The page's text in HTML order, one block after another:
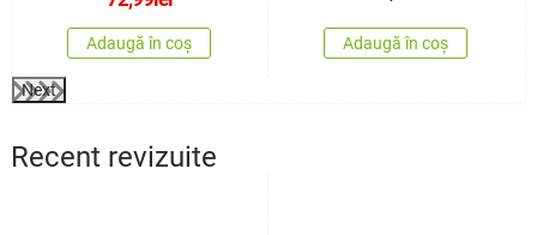
Adaugă în coș Adaugă în coș
Next
Recent revizuite